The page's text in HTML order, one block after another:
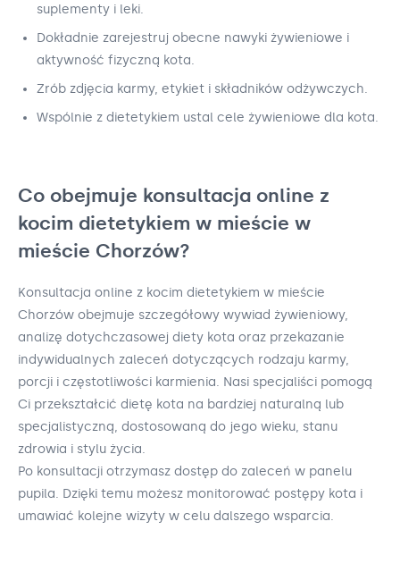
suplementy i leki.
Dokładnie zarejestruj obecne nawyki żywieniowe i
aktywność fizyczną kota.
Zrób zdjęcia karmy, etykiet i składników odżywczych.
Wspólnie z dietetykiem ustal cele żywieniowe dla kota.
Co obejmuje konsultacja online z
kocim dietetykiem w mieście w
mieście Chorzów?
Konsultacja online z kocim dietetykiem w mieście
Chorzów obejmuje szczegółowy wywiad żywieniowy,
analizę dotychczasowej diety kota oraz przekazanie
indywidualnych zaleceń dotyczących rodzaju karmy,
porcji i częstotliwości karmienia. Nasi specjaliści pomogą
Ci przekształcić dietę kota na bardziej naturalną lub
specjalistyczną, dostosowaną do jego wieku, stanu
zdrowia i stylu życia.
Po konsultacji otrzymasz dostęp do zaleceń w panelu
pupila. Dzięki temu możesz monitorować postępy kota i
umawiać kolejne wizyty w celu dalszego wsparcia.